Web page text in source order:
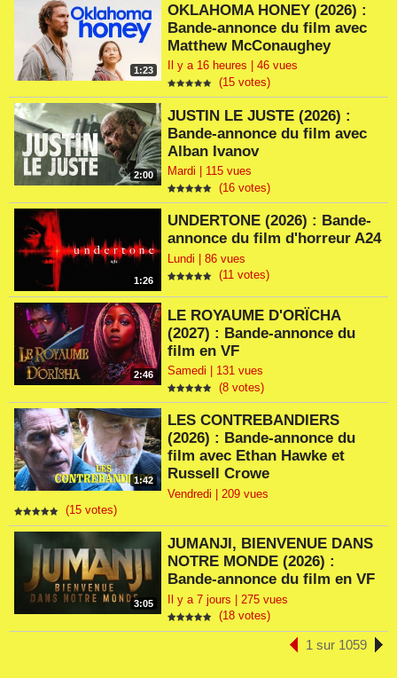
1:23
OKLAHOMA HONEY (2026) :
Bande-annonce du film avec
Matthew McConaughey
Il y a 16 heures | 46 vues
(15 votes)
2:00
JUSTIN LE JUSTE (2026) :
Bande-annonce du film avec
Alban Ivanov
Mardi | 115 vues
(16 votes)
1:26
UNDERTONE (2026) : Bande-
annonce du film d'horreur A24
Lundi | 86 vues
(11 votes)
2:46
LE ROYAUME D'ORÏCHA
(2027) : Bande-annonce du
film en VF
Samedi | 131 vues
(8 votes)
1:42
LES CONTREBANDIERS
(2026) : Bande-annonce du
film avec Ethan Hawke et
Russell Crowe
Vendredi | 209 vues
(15 votes)
3:05
JUMANJI, BIENVENUE DANS
NOTRE MONDE (2026) :
Bande-annonce du film en VF
Il y a 7 jours | 275 vues
(18 votes)
1 sur 1059